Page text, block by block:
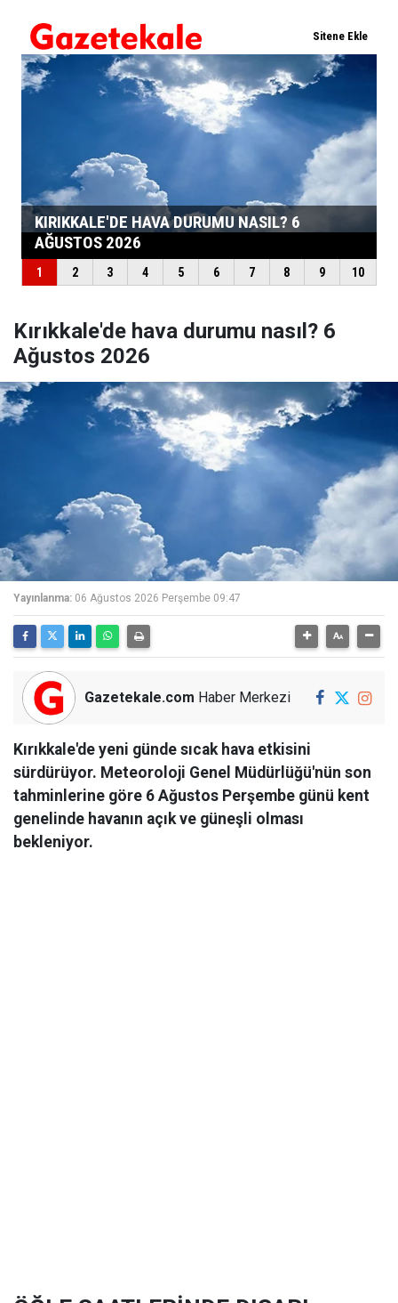
Kırıkkale'de hava durumu nasıl? 6
Ağustos 2026
Yayınlanma: 06 Ağustos 2026 Perşembe 09:47
Gazetekale.com Haber Merkezi
Kırıkkale'de yeni günde sıcak hava etkisini
sürdürüyor. Meteoroloji Genel Müdürlüğü'nün son
tahminlerine göre 6 Ağustos Perşembe günü kent
genelinde havanın açık ve güneşli olması
bekleniyor.